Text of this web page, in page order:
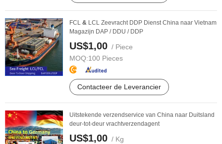
FCL & LCL Zeevracht DDP Dienst China naar Vietnam
Magazijn DAP / DDU / DDP
US$1,00 / Piece
MOQ:100 Pieces
Contacteer de Leverancier
Uitstekende verzendservice van China naar Duitsland
deur-tot-deur vrachtverzendagent
US$1,00 / Kg